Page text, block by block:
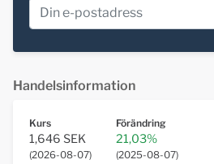
Handelsinformation
Kurs
1,646 SEK
(2026-08-07)
Förändring
21,03%
(2025-08-07)